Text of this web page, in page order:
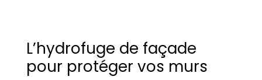
L’hydrofuge de façade
pour protéger vos murs